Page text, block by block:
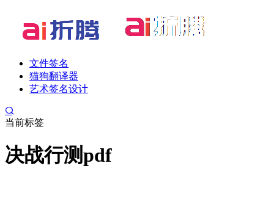
文件签名
猫狗翻译器
艺术签名设计
当前标签
决战行测pdf